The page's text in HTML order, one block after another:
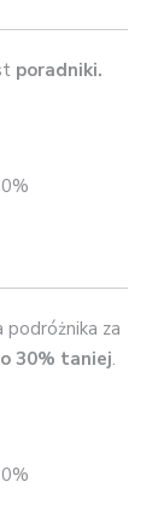
poradniki.
podróżnika za
30% taniej.